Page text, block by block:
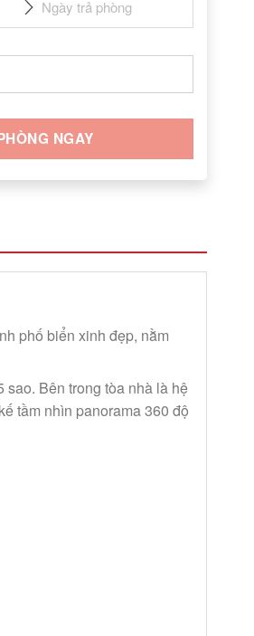
NGAY
phố biển xinh đẹp, nằm
sao. Bên trong tòa nhà là hệ
tầm nhìn panorama 360 độ